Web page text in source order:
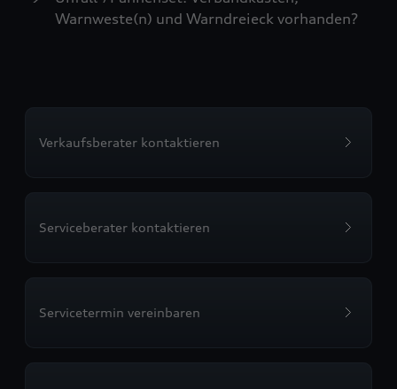
Warnweste(n) und Warndreieck vorhanden?
Verkaufsberater kontaktieren
Serviceberater kontaktieren
Servicetermin vereinbaren